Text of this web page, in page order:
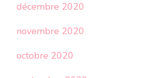
décembre 2020
novembre 2020
octobre 2020